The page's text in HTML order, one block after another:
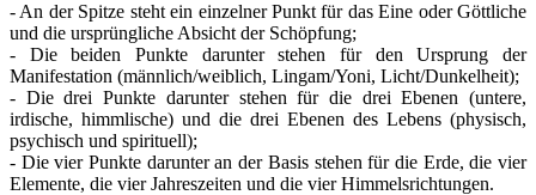
- An der Spitze steht ein einzelner Punkt für das Eine oder Göttliche
und die ursprüngliche Absicht der Schöpfung;
- Die beiden Punkte darunter stehen für den Ursprung der
Manifestation (männlich/weiblich, Lingam/Yoni, Licht/Dunkelheit);
- Die drei Punkte darunter stehen für die drei Ebenen (untere,
irdische, himmlische) und die drei Ebenen des Lebens (physisch,
psychisch und spirituell);
- Die vier Punkte darunter an der Basis stehen für die Erde, die vier
Elemente, die vier Jahreszeiten und die vier Himmelsrichtungen.